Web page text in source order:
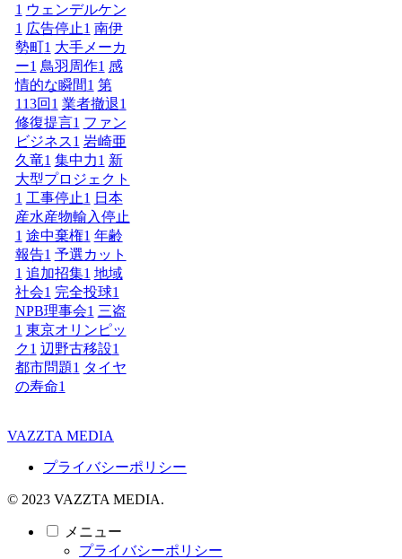
1 ウェンデルケン
1 広告停止1 南伊
勢町1 大手メーカ
ー1 鳥羽周作1 感
情的な瞬間1 第
113回 1 業者撤退1
修復提言1 ファン
ビジネス1 岩崎亜
久竜1 集中力1 新
大型プロジェクト
1 工事停止1 日本
産水産物輸入停止
1 途中棄権1 年齢
報告1 予選カット
1 追加招集1 地域
社会1 完全投球1
NPB理事会1 三盗
1 東京オリンピッ
ク1 辺野古移設1
都市問題1 タイヤ
の寿命1
VAZZTA MEDIA
プライバシーポリシー
© 2023 VAZZTA MEDIA.
メニュー
プライバシーポリシー